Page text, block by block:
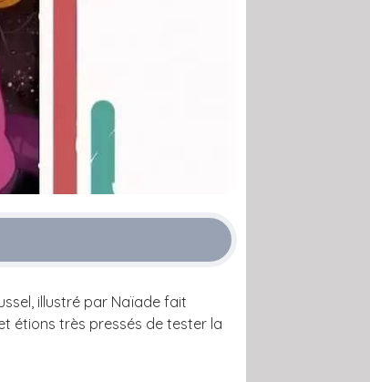
illustré par Naïade fait
étions très pressés de tester la